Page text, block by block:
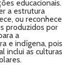
educacionais.
a estrutura
ou reconhece
produzidos por
a
e indígena, pois
inclui as culturas